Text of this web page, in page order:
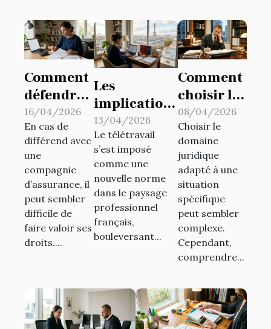
Comment
défendre
vos droits
en cas de
litige avec
votre
assureur
?
16/04/2026
En cas de
différend avec
une
compagnie
d’assurance, il
peut sembler
difficile de
faire valoir ses
droits....
Les
implications
juridiques
du
télétravail
en France
13/04/2026
Le télétravail
s’est imposé
comme une
nouvelle norme
dans le paysage
professionnel
français,
bouleversant...
Comment
choisir le
bon
domaine
juridique
pour votre
cas ?
08/04/2026
Choisir le
domaine
juridique
adapté à une
situation
spécifique
peut sembler
complexe.
Cependant,
comprendre...